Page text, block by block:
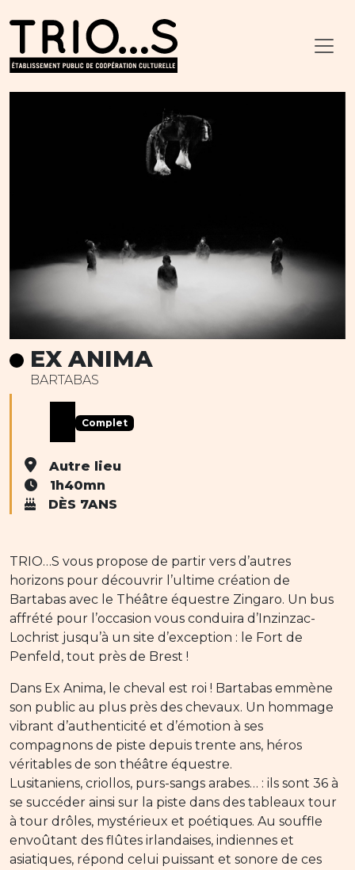
EX ANIMA
BARTABAS
Complet
Autre lieu
1h40mn
DÈS 7ANS
TRIO…S vous propose de partir vers d’autres
horizons pour découvrir l’ultime création de
Bartabas avec le Théâtre équestre Zingaro. Un bus
affrété pour l’occasion vous conduira d’Inzinzac-
Lochrist jusqu’à un site d’exception : le Fort de
Penfeld, tout près de Brest !
Dans Ex Anima, le cheval est roi ! Bartabas emmène
son public au plus près des chevaux. Un hommage
vibrant d’authenticité et d’émotion à ses
compagnons de piste depuis trente ans, héros
véritables de son théâtre équestre.
Lusitaniens, criollos, purs-sangs arabes… : ils sont 36 à
se succéder ainsi sur la piste dans des tableaux tour
à tour drôles, mystérieux et poétiques. Au souffle
envoûtant des flûtes irlandaises, indiennes et
asiatiques, répond celui puissant et sonore de ces